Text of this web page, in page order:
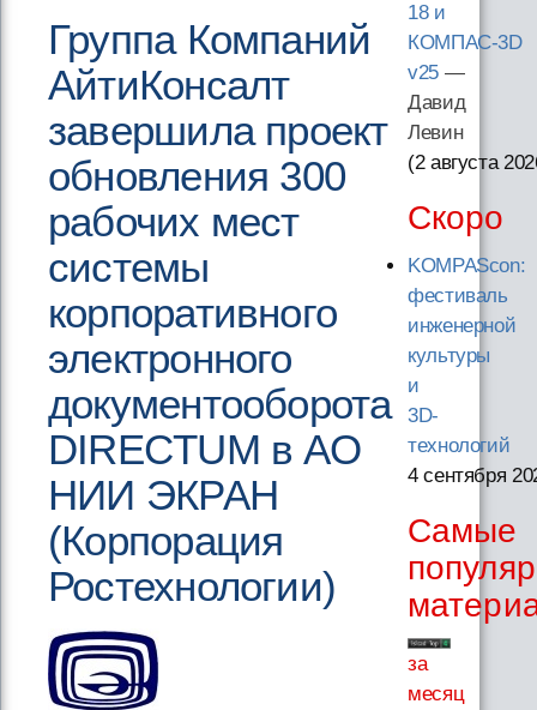
Группа Компаний
АйтиКонсалт
завершила проект
обновления 300
рабочих мест
системы
корпоративного
электронного
документооборота
DIRECTUM в АО
НИИ ЭКРАН
(Корпорация
Ростехнологии)
18 и
КОМПАС-3D
v25—
Давид
Левин
(2 августа
Скоро
KOMPAScon:
фестиваль
инженерной
культуры
и
3D-
технологий
4 сентября
Самые
за
месяц